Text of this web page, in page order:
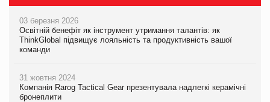
03 березня 2026
Освітній бенефіт як інструмент утримання талантів: як
ThinkGlobal підвищує лояльність та продуктивність вашої
команди
31 жовтня 2024
Компанія Rarog Tactical Gear презентувала надлегкі керамічні
бронеплити